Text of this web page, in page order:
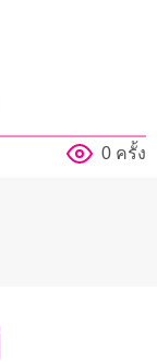
0 ครั้ง